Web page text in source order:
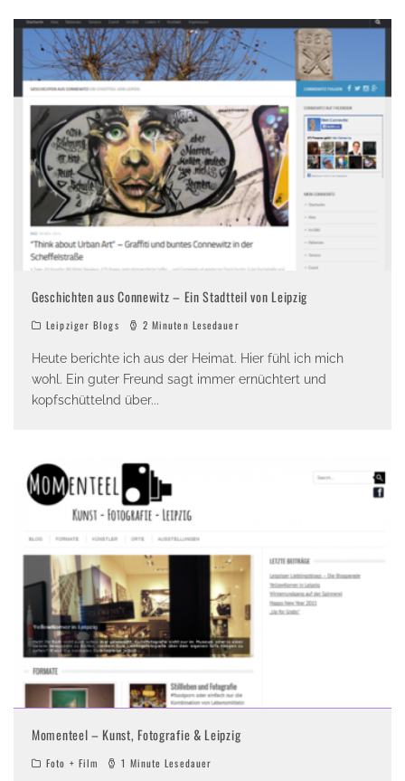
Geschichten aus Connewitz – Ein Stadtteil von Leipzig
Leipziger Blogs 2 Minuten Lesedauer
Heute berichte ich aus der Heimat. Hier fühl ich mich
wohl. Ein guter Freund sagt immer ernüchtert und
kopfschüttelnd über...
Momenteel – Kunst, Fotografie & Leipzig
Foto + Film 1 Minute Lesedauer